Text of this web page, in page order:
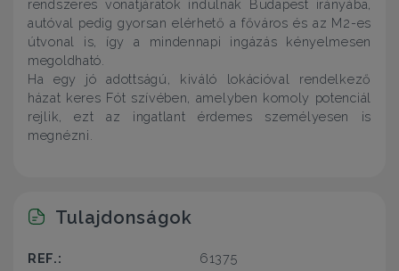
rendszeres vonatjáratok indulnak Budapest irányába,
autóval pedig gyorsan elérhető a főváros és az M2-es
útvonal is, így a mindennapi ingázás kényelmesen
megoldható.
Ha egy jó adottságú, kiváló lokációval rendelkező
házat keres Fót szívében, amelyben komoly potenciál
rejlik, ezt az ingatlant érdemes személyesen is
megnézni.
Tulajdonságok
REF.: 61375